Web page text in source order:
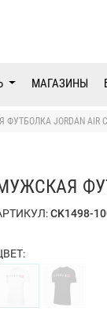
МАГАЗИНЫ
JORDAN AIR
CK1498-